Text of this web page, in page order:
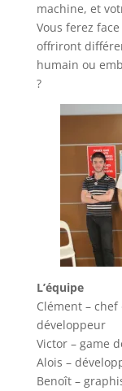
machine, et
Vous ferez
offriront
humain ou
?
L’équipe
Clément –
développeur
Victor – game
Alois –
Benoît –